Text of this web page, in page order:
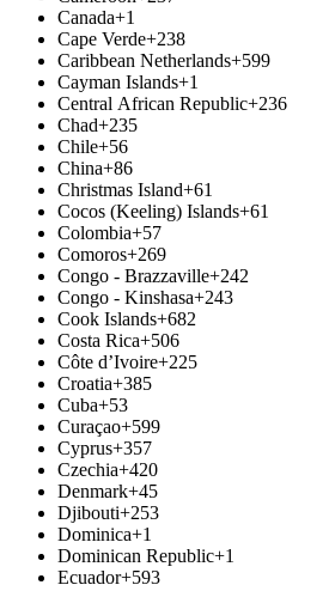
Canada+1
Cape Verde+238
Caribbean Netherlands+599
Cayman Islands+1
Central African Republic+236
Chad+235
Chile+56
China+86
Christmas Island+61
Cocos (Keeling) Islands+61
Colombia+57
Comoros+269
Congo - Brazzaville+242
Congo - Kinshasa+243
Cook Islands+682
Costa Rica+506
Côte d’Ivoire+225
Croatia+385
Cuba+53
Curaçao+599
Cyprus+357
Czechia+420
Denmark+45
Djibouti+253
Dominica+1
Dominican Republic+1
Ecuador+593